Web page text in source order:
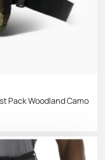
Pack Woodland Camo